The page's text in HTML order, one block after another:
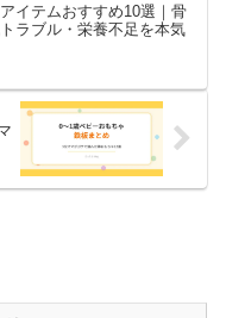
イテムおすすめ10選｜骨
ラブル・栄養不足を本気